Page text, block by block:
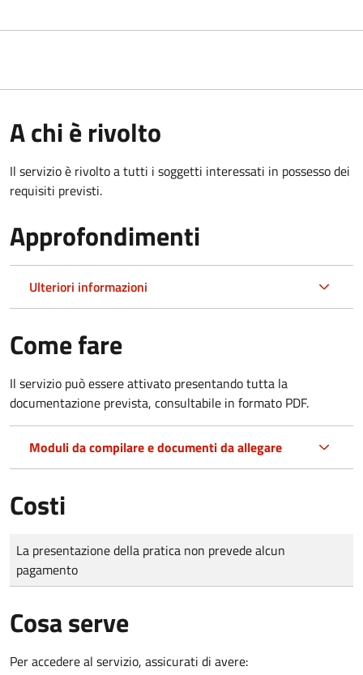
A chi è rivolto
Il servizio è rivolto a tutti i soggetti interessati in possesso dei
requisiti previsti.
Approfondimenti
Ulteriori informazioni
Come fare
Il servizio può essere attivato presentando tutta la
documentazione prevista, consultabile in formato PDF.
Moduli da compilare e documenti da allegare
Costi
Tipo di pagamento
Importo
La presentazione della pratica non prevede alcun
pagamento
Cosa serve
Per accedere al servizio, assicurati di avere: